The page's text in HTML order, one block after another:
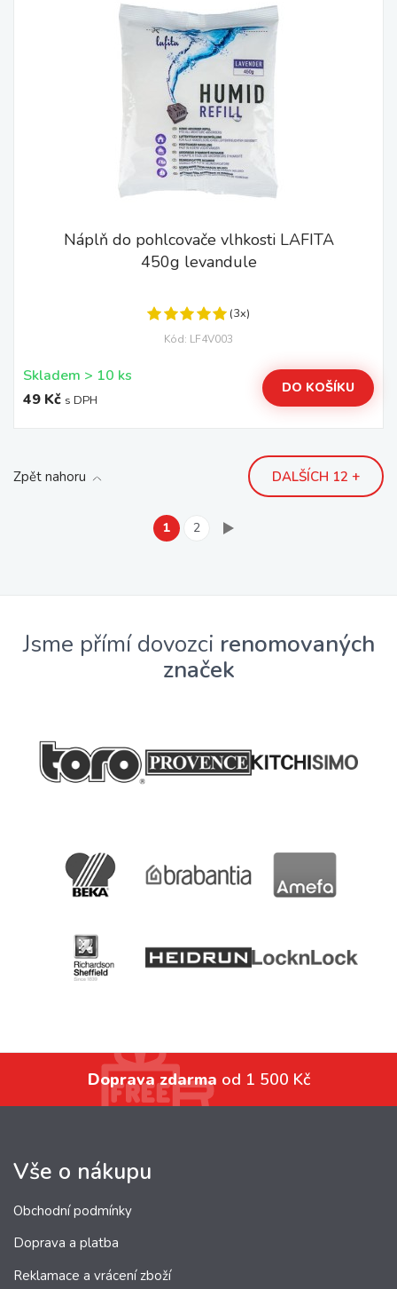
Náplň do pohlcovače vlhkosti LAFITA
450g levandule
(3x)
Kód: LF4V003
Skladem > 10 ks
49 Kč s DPH
DO KOŠÍKU
Zpět nahoru DALŠÍCH 12 +
1 2
Jsme přímí dovozci renomovaných
značek
Doprava zdarma od 1 500 Kč
Vše o nákupu
Obchodní podmínky
Doprava a platba
Reklamace a vrácení zboží